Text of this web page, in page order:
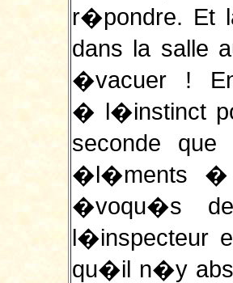
r�pondre.
dans la salle
�vacuer !
� l�instinct
seconde
�l�ments �
�voqu�s
l�inspecteur
qu�il n�y